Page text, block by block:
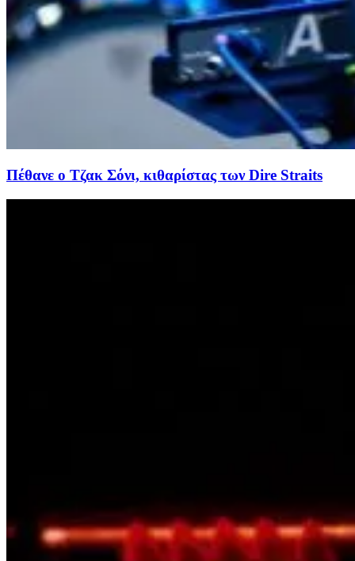
Πέθανε ο Τζακ Σόνι, κιθαρίστας των Dire Straits